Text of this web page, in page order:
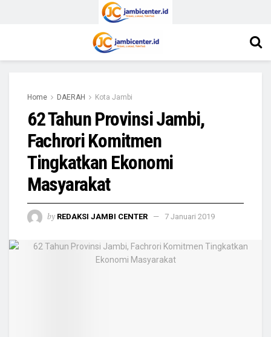
Home DAERAH Kota Jambi
62 Tahun Provinsi Jambi,
Fachrori Komitmen
Tingkatkan Ekonomi
Masyarakat
by REDAKSI JAMBI CENTER 7 Januari 2019